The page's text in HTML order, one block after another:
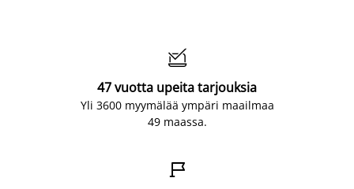

47 vuotta upeita tarjouksia
Yli 3600 myymälää ympäri maailmaa
49 maassa.
